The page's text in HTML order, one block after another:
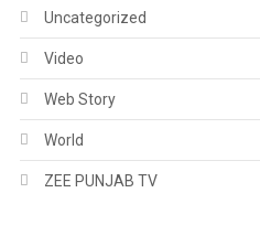
Uncategorized
Video
Web Story
World
ZEE PUNJAB TV